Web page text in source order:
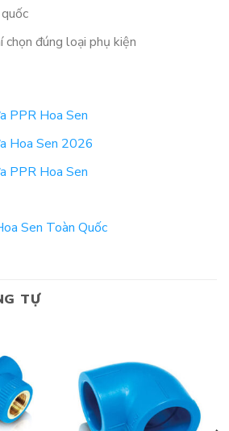
chọn đúng loại phụ kiện
PPR Hoa Sen
Hoa Sen 2026
PPR Hoa Sen
Sen Toàn Quốc
TỰ